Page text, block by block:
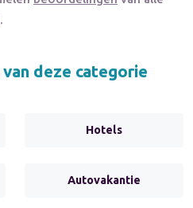
deze categorie
Hotels
Autovakantie